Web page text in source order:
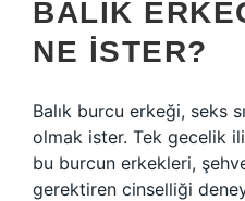
BALIK
NE ISTER?
Balık burcu erkeği, seks
olmak ister. Tek gecelik
bu burcun erkekleri,
gerektiren cinselliği